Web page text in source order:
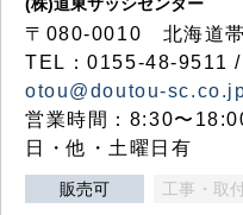
〒080-0010 北海道
TEL：0155-48-9511
otou@doutou-
営業時間：8:30〜
日・他・土曜日有
販売可 工事・取